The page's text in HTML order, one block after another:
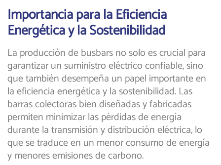
Importancia para la Eficiencia
Energética y la Sostenibilidad
La producción de busbars no solo es crucial para
garantizar un suministro eléctrico confiable, sino
que también desempeña un papel importante en
la eficiencia energética y la sostenibilidad. Las
barras colectoras bien diseñadas y fabricadas
permiten minimizar las pérdidas de energía
durante la transmisión y distribución eléctrica, lo
que se traduce en un menor consumo de energía
y menores emisiones de carbono.